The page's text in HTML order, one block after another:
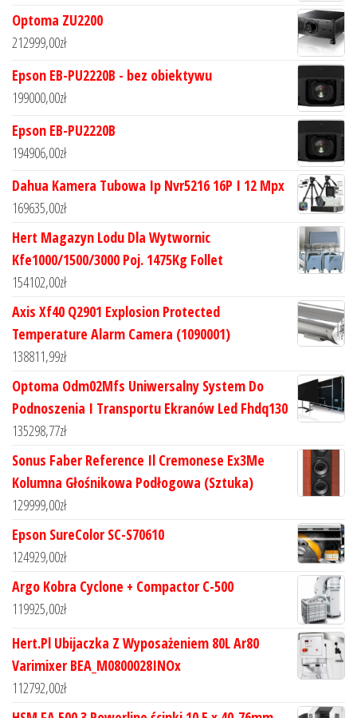
Optoma ZU2200
212999,00zł
Epson EB-PU2220B - bez obiektywu
199000,00zł
Epson EB-PU2220B
194906,00zł
Dahua Kamera Tubowa Ip Nvr5216 16P I 12 Mpx
169635,00zł
Hert Magazyn Lodu Dla Wytwornic
Kfe1000/1500/3000 Poj. 1475Kg Follet
154102,00zł
Axis Xf40 Q2901 Explosion Protected
Temperature Alarm Camera (1090001)
138811,99zł
Optoma Odm02Mfs Uniwersalny System Do
Podnoszenia I Transportu Ekranów Led Fhdq130
135298,77zł
Sonus Faber Reference Il Cremonese Ex3Me
Kolumna Głośnikowa Podłogowa (Sztuka)
129999,00zł
Epson SureColor SC-S70610
124929,00zł
Argo Kobra Cyclone + Compactor C-500
119925,00zł
Hert.Pl Ubijaczka Z Wyposażeniem 80L Ar80
Varimixer BEA_M0800028INOx
112792,00zł